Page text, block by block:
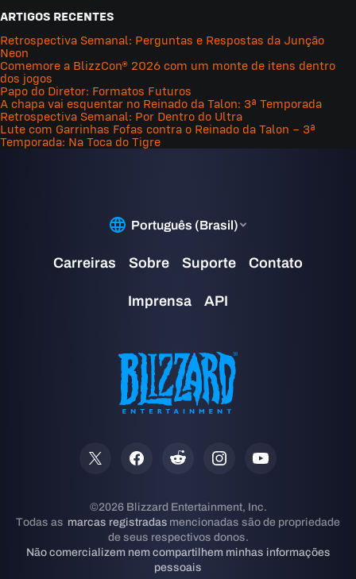
ARTIGOS RECENTES
Retrospectiva Semanal: Perguntas e Respostas da Junção
Neon
Comemore a BlizzCon® 2026 com um monte de itens dentro
dos jogos
Papo do Diretor: Formatos Futuros
A chapa vai esquentar no Reinado da Talon: 3ª Temporada
Retrospectiva Semanal: Por Dentro do Ultra
Lute com Garrinhas Fofas contra o Reinado da Talon – 3ª
Temporada: Na Toca do Tigre